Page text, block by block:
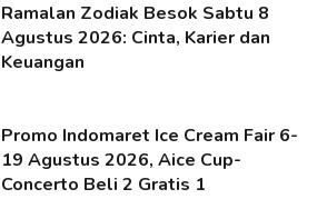
Ramalan Zodiak Besok Sabtu 8
Agustus 2026: Cinta, Karier dan
Keuangan
Promo Indomaret Ice Cream Fair 6-
19 Agustus 2026, Aice Cup-
Concerto Beli 2 Gratis 1